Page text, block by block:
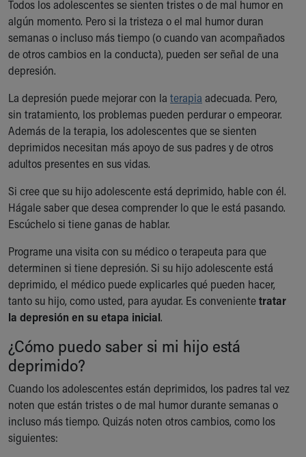
Ronald McDonald House Care Mobile
Health Centers
Symptom Checker
Financial Services
Price Estimates
Family Supports
Sports Health Services Provider for Akron Zips
New Parents
Find a Pediatrics Location
Find a Pediatrician
MyChart
Make an Appointment
Breastfeeding Medicine
Child Passenger Safety
Safe Sleep
About Akron Children's Pediatrics
Who We Are
Building a Brighter Future
Our Mission, Vision, Promise
Calendar of Events
Community Mission
Connect With Us
Our Culture of Caring
Newsroom
Our Leadership
Quality and Patient Safety
Todos los adolescentes se sienten tristes o de mal humor en
algún momento. Pero si la tristeza o el mal humor duran
semanas o incluso más tiempo (o cuando van acompañados
de otros cambios en la conducta), pueden ser señal de una
depresión.
La depresión puede mejorar con la terapia adecuada. Pero,
sin tratamiento, los problemas pueden perdurar o empeorar.
Además de la terapia, los adolescentes que se sienten
deprimidos necesitan más apoyo de sus padres y de otros
adultos presentes en sus vidas.
Si cree que su hijo adolescente está deprimido, hable con él.
Hágale saber que desea comprender lo que le está pasando.
Escúchelo si tiene ganas de hablar.
Programe una visita con su médico o terapeuta para que
determinen si tiene depresión. Si su hijo adolescente está
deprimido, el médico puede explicarles qué pueden hacer,
tanto su hijo, como usted, para ayudar. Es convenientetratar
la depresión en su etapa inicial.
¿Cómo puedo saber si mi hijo está
deprimido?
Cuando los adolescentes están deprimidos, los padres tal vez
noten que están tristes o de mal humor durante semanas o
incluso más tiempo. Quizás noten otros cambios, como los
siguientes: